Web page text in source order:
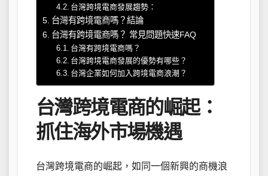
台灣跨境電商發展趨勢：
台灣有跨境電商嗎？結論
台灣有跨境電商嗎？ 常見問題快速FAQ
台灣有跨境電商嗎？
台灣跨境電商發展的優勢有哪些？
台灣企業如何加入跨境電商浪潮？
台灣跨境電商的崛起：
抓住海外市場機遇
台灣跨境電商的崛起，如同一個新興的商機浪